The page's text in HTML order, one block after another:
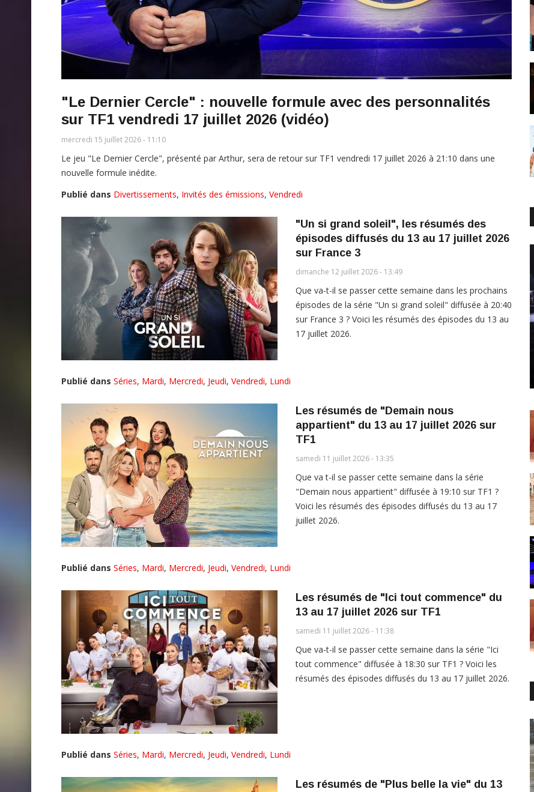
"Le Dernier Cercle" : nouvelle formule avec des personnalités
sur TF1 vendredi 17 juillet 2026 (vidéo)
mercredi 15 juillet 2026 - 11:10
Le jeu "Le Dernier Cercle", présenté par Arthur, sera de retour sur TF1 vendredi 17 juillet 2026 à 21:10 dans une
nouvelle formule inédite.
Publié dans Divertissements, Invités des émissions, Vendredi
"Un si grand soleil", les résumés des
épisodes diffusés du 13 au 17 juillet 2026
sur France 3
dimanche 12 juillet 2026 - 13:49
Que va-t-il se passer cette semaine dans les prochains
épisodes de la série "Un si grand soleil" diffusée à 20:40
sur France 3 ? Voici les résumés des épisodes du 13 au
17 juillet 2026.
Publié dans Séries, Mardi, Mercredi, Jeudi, Vendredi, Lundi
Les résumés de "Demain nous
appartient" du 13 au 17 juillet 2026 sur
TF1
samedi 11 juillet 2026 - 13:35
Que va t-il se passer cette semaine dans la série
"Demain nous appartient" diffusée à 19:10 sur TF1 ?
Voici les résumés des épisodes diffusés du 13 au 17
juillet 2026.
Publié dans Séries, Mardi, Mercredi, Jeudi, Vendredi, Lundi
Les résumés de "Ici tout commence" du
13 au 17 juillet 2026 sur TF1
samedi 11 juillet 2026 - 11:38
Que va-t-il se passer cette semaine dans la série "Ici
tout commence" diffusée à 18:30 sur TF1 ? Voici les
résumés des épisodes diffusés du 13 au 17 juillet 2026.
Publié dans Séries, Mardi, Mercredi, Jeudi, Vendredi, Lundi
Les résumés de "Plus belle la vie" du 13